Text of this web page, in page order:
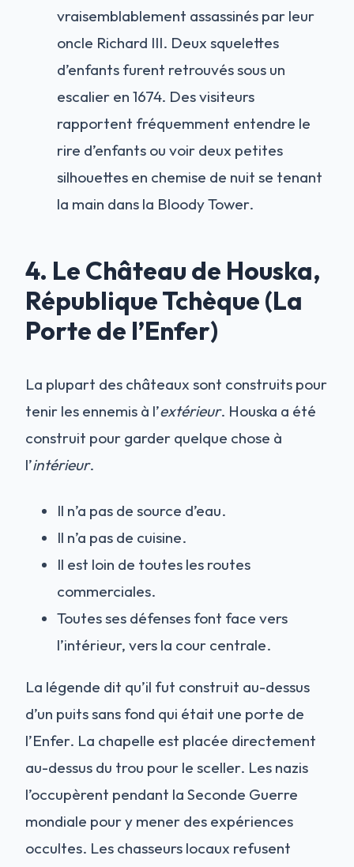
vraisemblablement assassinés par leur
oncle Richard III. Deux squelettes
d’enfants furent retrouvés sous un
escalier en 1674. Des visiteurs
rapportent fréquemment entendre le
rire d’enfants ou voir deux petites
silhouettes en chemise de nuit se tenant
la main dans la Bloody Tower.
4. Le Château de Houska,
République Tchèque (La
Porte de l’Enfer)
La plupart des châteaux sont construits pour
tenir les ennemis à l’extérieur. Houska a été
construit pour garder quelque chose à
l’intérieur.
Il n’a pas de source d’eau.
Il n’a pas de cuisine.
Il est loin de toutes les routes
commerciales.
Toutes ses défenses font face vers
l’intérieur, vers la cour centrale.
La légende dit qu’il fut construit au-dessus
d’un puits sans fond qui était une porte de
l’Enfer. La chapelle est placée directement
au-dessus du trou pour le sceller. Les nazis
l’occupèrent pendant la Seconde Guerre
mondiale pour y mener des expériences
occultes. Les chasseurs locaux refusent